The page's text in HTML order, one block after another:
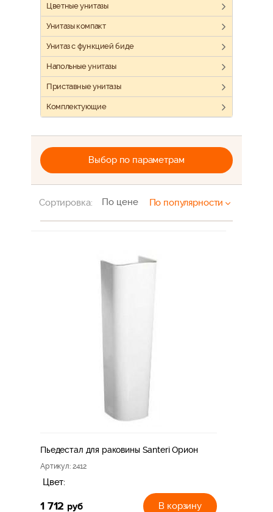
Цветные унитазы
Унитазы компакт
Унитаз с функцией биде
Напольные унитазы
Приставные унитазы
Комплектующие
Выбор по параметрам
Сортировка: По цене По популярности
Пьедестал для раковины Santeri Орион
Артикул: 2412
Цвет:
1 712 руб В корзину